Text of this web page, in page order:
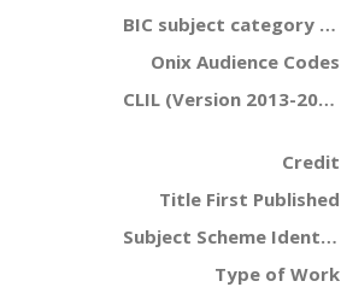
BIC subject category (UK)
Onix Audience Codes
CLIL (Version 2013-2019)
Credit
Title First Published
Subject Scheme Identifier Code
Type of Work